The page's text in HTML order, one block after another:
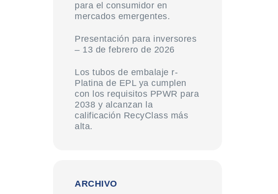
para el consumidor en
mercados emergentes.
Presentación para inversores
– 13 de febrero de 2026
Los tubos de embalaje r-
Platina de EPL ya cumplen
con los requisitos PPWR para
2038 y alcanzan la
calificación RecyClass más
alta.
ARCHIVO